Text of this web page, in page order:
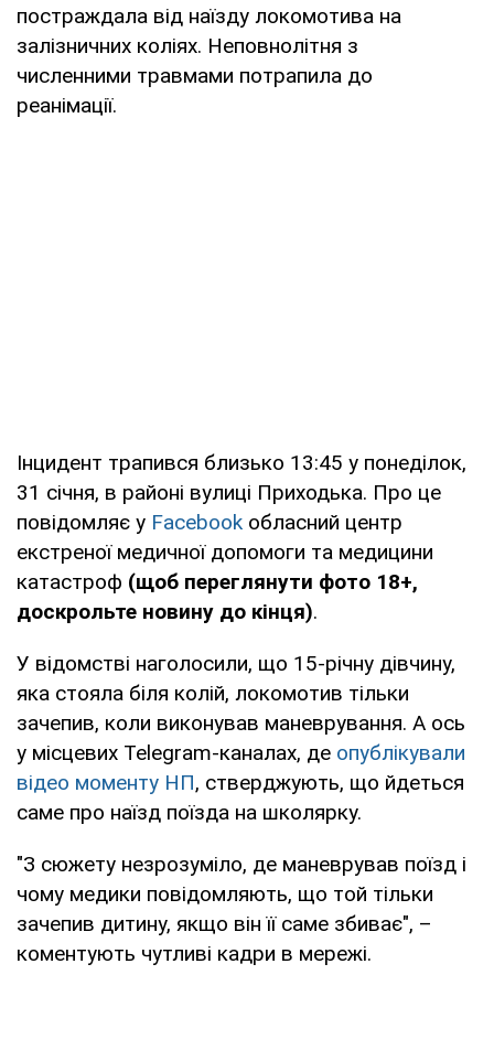
постраждала від наїзду локомотива на
залізничних коліях. Неповнолітня з
численними травмами потрапила до
реанімації.
Інцидент трапився близько 13:45 у понеділок,
31 січня, в районі вулиці Приходька. Про це
повідомляє у Facebook обласний центр
екстреної медичної допомоги та медицини
катастроф (щоб переглянути фото 18+,
доскрольте новину до кінця).
У відомстві наголосили, що 15-річну дівчину,
яка стояла біля колій, локомотив тільки
зачепив, коли виконував маневрування. А ось
у місцевих Telegram-каналах, де опублікували
відео моменту НП, стверджують, що йдеться
саме про наїзд поїзда на школярку.
"З сюжету незрозуміло, де маневрував поїзд і
чому медики повідомляють, що той тільки
зачепив дитину, якщо він її саме збиває", –
коментують чутливі кадри в мережі.